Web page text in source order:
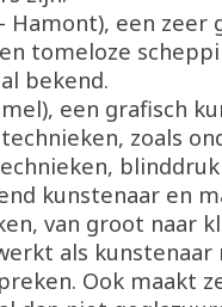
Hamont), een zeer
tomeloze
bekend.
een grafisch
zoals
kunstenaar en
van groot naar
als
Ook maakt